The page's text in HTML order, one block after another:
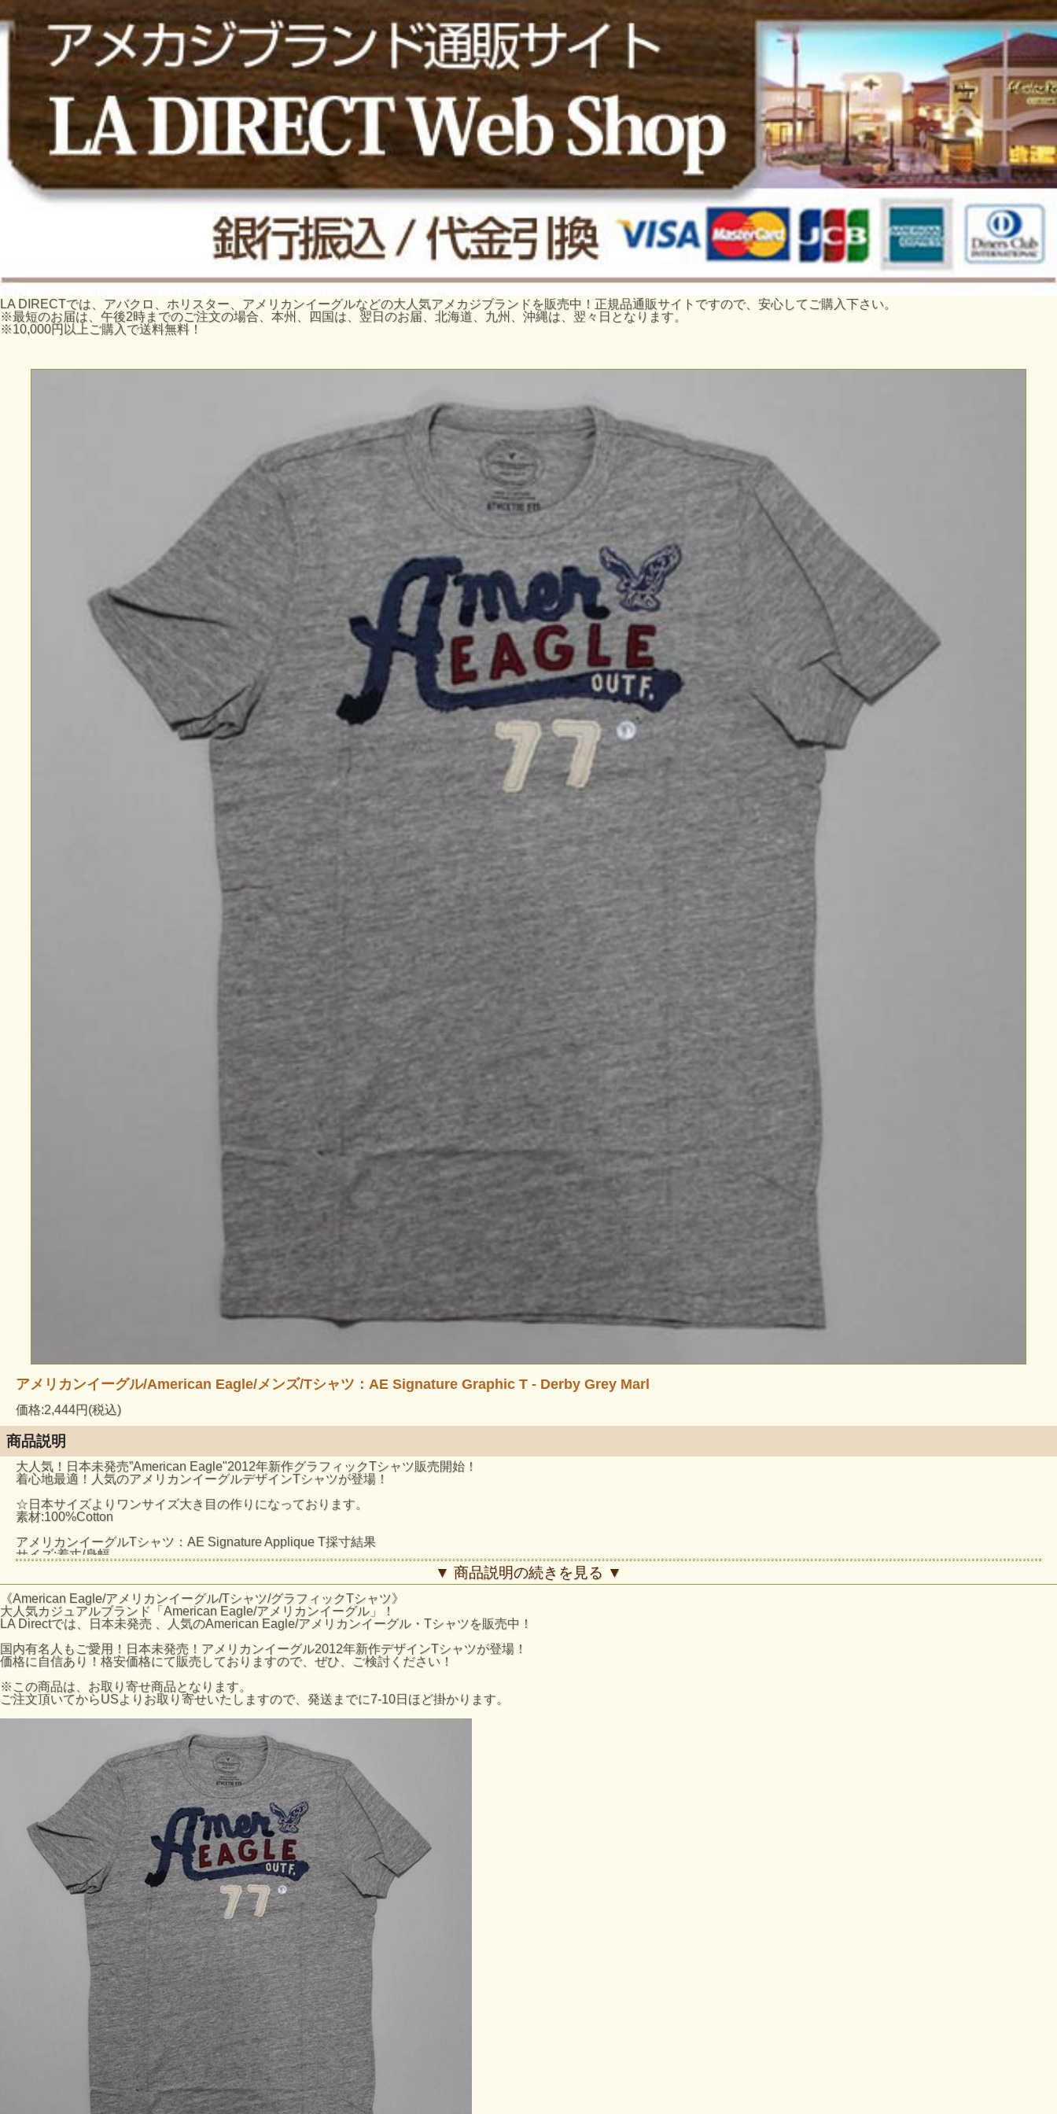
LA DIRECTでは、アバクロ、ホリスター、アメリカンイーグルなどの大人気アメカジブランドを販売中！正規品通販サイトですので、安心してご購入下さい。
※最短のお届は、午後2時までのご注文の場合、本州、四国は、翌日のお届、北海道、九州、沖縄は、翌々日となります。
※10,000円以上ご購入で送料無料！
アメリカンイーグル/American Eagle/メンズ/Tシャツ：AE Signature Graphic T - Derby Grey Marl
価格:2,444円(税込)
商品説明
大人気！日本未発売”American Eagle"2012年新作グラフィックTシャツ販売開始！
着心地最適！人気のアメリカンイーグルデザインTシャツが登場！
☆日本サイズよりワンサイズ大き目の作りになっております。
素材:100%Cotton
アメリカンイーグルTシャツ：AE Signature Applique T採寸結果
サイズ:着丈/身幅
Lサイズ:約74cm/約56cm
XLサイズ:約77cm/約58cm
※平置きにて採寸のため若干の誤差がございます。
AEのサイズの目安
AEサイズ / 日本サイズ
XS / Sサイズ
S / Mサイズ
M / Lサイズ
L / XLサイズ
※AEホームページのサイズ表数値になります。あくまで目安となりますのでご了承ください。
▼ 商品説明の続きを見る ▼
《American Eagle/アメリカンイーグル/Tシャツ/グラフィックTシャツ》
大人気カジュアルブランド「American Eagle/アメリカンイーグル」！
LA Directでは、日本未発売 、人気のAmerican Eagle/アメリカンイーグル・Tシャツを販売中！
国内有名人もご愛用！日本未発売！アメリカンイーグル2012年新作デザインTシャツが登場！
価格に自信あり！格安価格にて販売しておりますので、ぜひ、ご検討ください！
※この商品は、お取り寄せ商品となります。
ご注文頂いてからUSよりお取り寄せいたしますので、発送までに7-10日ほど掛かります。